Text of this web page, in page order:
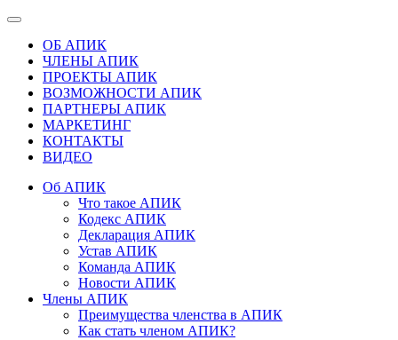
ОБ АПИК
ЧЛЕНЫ АПИК
ПРОЕКТЫ АПИК
ВОЗМОЖНОСТИ АПИК
ПАРТНЕРЫ АПИК
МАРКЕТИНГ
КОНТАКТЫ
ВИДЕО
Об АПИК
Что такое АПИК
Кодекс АПИК
Декларация АПИК
Устав АПИК
Команда АПИК
Новости АПИК
Члены АПИК
Преимущества членства в АПИК
Как стать членом АПИК?